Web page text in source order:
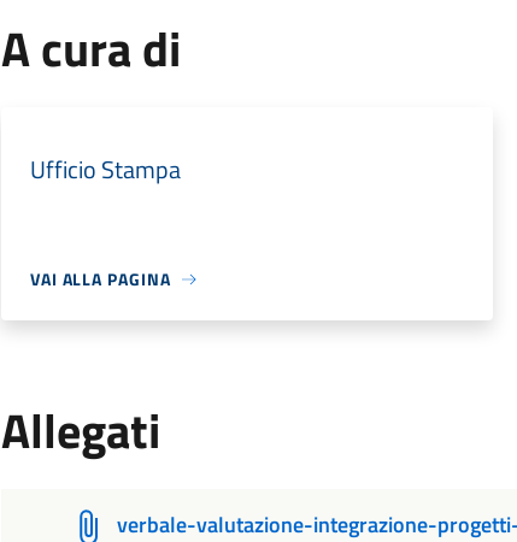
A cura di
Ufficio Stampa
VAI ALLA PAGINA
Allegati
verbale-valutazione-integrazione-